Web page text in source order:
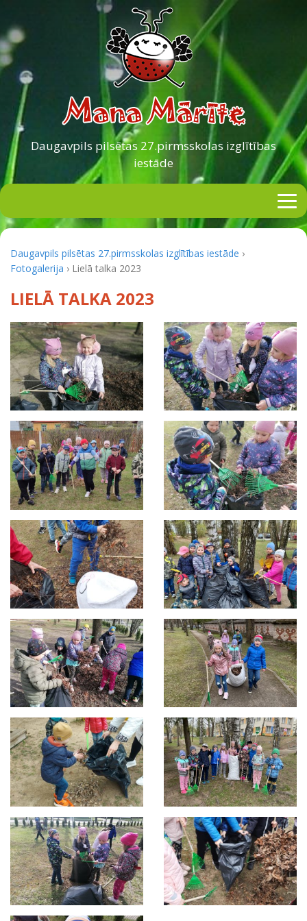
Daugavpils pilsētas 27.pirmsskolas izglītības
iestāde
Daugavpils pilsētas 27.pirmsskolas izglītības iestāde ›
Fotogalerija › Lielā talka 2023
LIELĀ TALKA 2023